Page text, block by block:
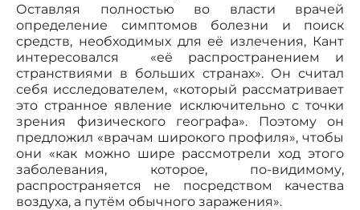
Оставляя полностью во власти врачей
определение симптомов болезни и поиск
средств, необходимых для её излечения, Кант
интересовался «её распространением и
странствиями в больших странах». Он считал
себя исследователем, «который рассматривает
это странное явление исключительно с точки
зрения физического географа». Поэтому он
предложил «врачам широкого профиля», чтобы
они «как можно шире рассмотрели ход этого
заболевания, которое, по-видимому,
распространяется не посредством качества
воздуха, а путём обычного заражения».